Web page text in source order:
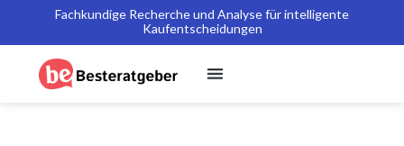
Fachkundige Recherche und Analyse für intelligente
Kaufentscheidungen